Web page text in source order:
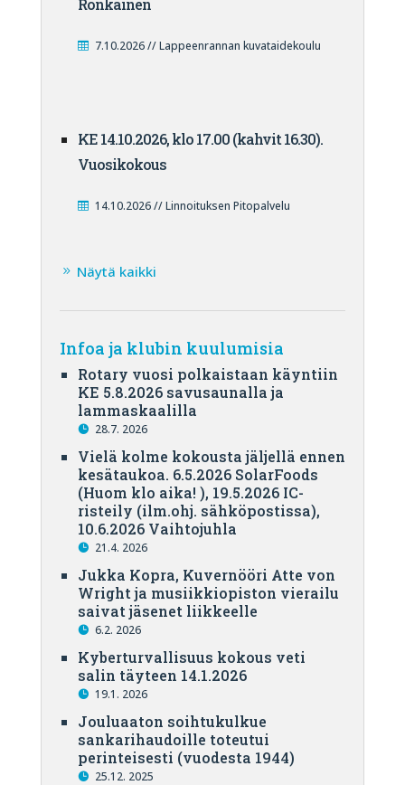
Ronkainen
7.10.2026 // Lappeenrannan kuvataidekoulu
KE 14.10.2026, klo 17.00 (kahvit 16.30).
Vuosikokous
14.10.2026 // Linnoituksen Pitopalvelu
Näytä kaikki
Infoa ja klubin kuulumisia
Rotary vuosi polkaistaan käyntiin
KE 5.8.2026 savusaunalla ja
lammaskaalilla
28.7. 2026
Vielä kolme kokousta jäljellä ennen
kesätaukoa. 6.5.2026 SolarFoods
(Huom klo aika! ), 19.5.2026 IC-
risteily (ilm.ohj. sähköpostissa),
10.6.2026 Vaihtojuhla
21.4. 2026
Jukka Kopra, Kuvernööri Atte von
Wright ja musiikkiopiston vierailu
saivat jäsenet liikkeelle
6.2. 2026
Kyberturvallisuus kokous veti
salin täyteen 14.1.2026
19.1. 2026
Jouluaaton soihtukulkue
sankarihaudoille toteutui
perinteisesti (vuodesta 1944)
25.12. 2025